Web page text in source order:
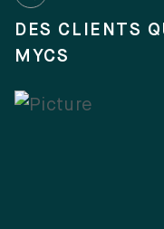
DES CLIENTS
MYCS